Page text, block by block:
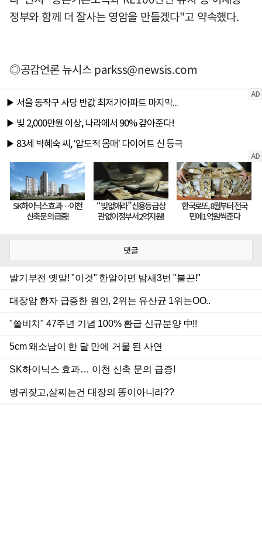
정부와 함께 더 잘사는 영암을 만들겠다"고 약속했다.
◎공감언론 뉴시스parkss@newsis.com
댓글